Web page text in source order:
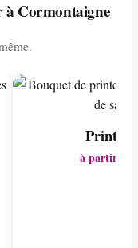
à Cormontaigne
à partir de